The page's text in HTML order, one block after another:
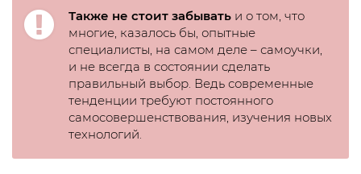
Также не стоит забывать и о том, что
многие, казалось бы, опытные
специалисты, на самом деле – самоучки,
и не всегда в состоянии сделать
правильный выбор. Ведь современные
тенденции требуют постоянного
самосовершенствования, изучения новых
технологий.